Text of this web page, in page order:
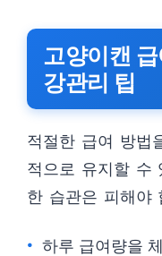
고양이캔
강관리 팁
적절한 급여 방법
적으로 유지할 수
한 습관은 피해야
하루 급여량을